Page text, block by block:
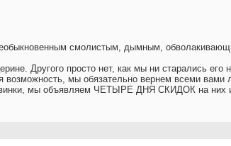
смолистым, дымным,
Другого просто нет, как мы ни старались
возможность, мы обязательно вернем всеми
мы объявляем ЧЕТЫРЕ ДНЯ СКИДОК на них